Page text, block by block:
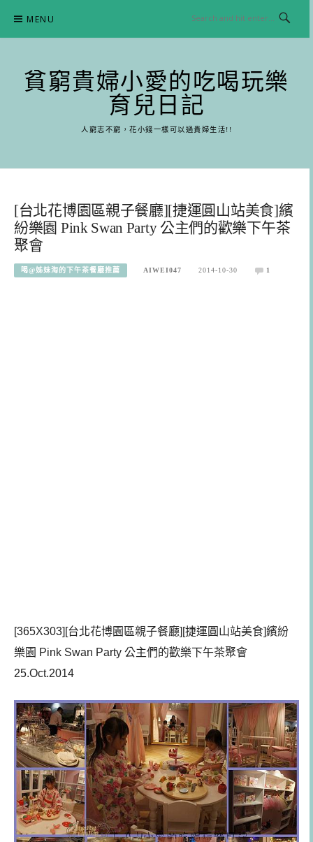
content
MENU
貧窮貴婦小愛的吃喝玩樂
育兒日記
人窮志不窮，花小錢一樣可以過貴婦生活!!
[台北花博園區親子餐廳][捷運圓山站美食]繽
紛樂園 Pink Swan Party 公主們的歡樂下午茶
聚會
喝@姊妹淘的下午茶餐廳推薦 AIWEI047 2014-10-30 1
[365X303][台北花博園區親子餐廳][捷運圓山站美食]繽紛
樂園 Pink Swan Party 公主們的歡樂下午茶聚會
25.Oct.2014